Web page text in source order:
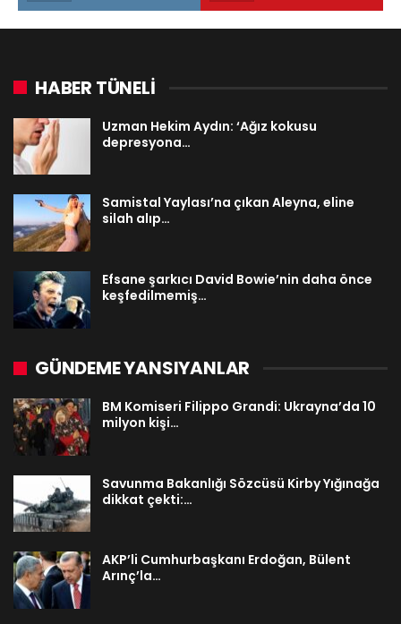
HABER TÜNELİ
Uzman Hekim Aydın: ‘Ağız kokusu
depresyona…
Samistal Yaylası’na çıkan Aleyna, eline
silah alıp…
Efsane şarkıcı David Bowie’nin daha önce
keşfedilmemiş…
GÜNDEME YANSIYANLAR
BM Komiseri Filippo Grandi: Ukrayna’da 10
milyon kişi…
Savunma Bakanlığı Sözcüsü Kirby Yığınağa
dikkat çekti:…
AKP’li Cumhurbaşkanı Erdoğan, Bülent
Arınç’la…